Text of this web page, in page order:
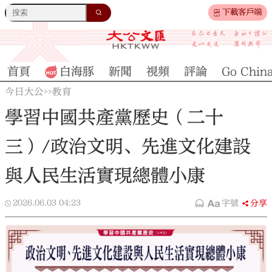
下載客戶端
首頁 白海豚 新聞 視頻 評論 Go
今日大公>>教育
學習中國共產黨歷史（二十
三）/政治文明、先進文化建設
與人民生活實現總體小康
2026.06.03 04:23 字號 分享